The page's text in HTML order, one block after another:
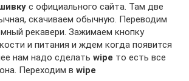
с официального сайта. Там две
скачиваем обычную. Переводим
рекавери. Зажимаем кнопку
и питания и ждем когда появится
нам надо сделать wipe то есть все
Переходим в wipe